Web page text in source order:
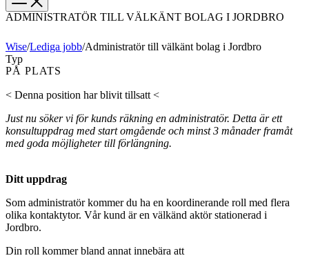
ADMINISTRATÖR TILL VÄLKÄNT BOLAG I JORDBRO
Wise/Lediga jobb/Administratör till välkänt bolag i Jordbro
Typ
PÅ PLATS
< Denna position har blivit tillsatt <
Just nu söker vi för kunds räkning en administratör. Detta är ett
konsultuppdrag med start omgående och minst 3 månader framåt
med goda möjligheter till förlängning.
Ditt uppdrag
Som administratör kommer du ha en koordinerande roll med flera
olika kontaktytor. Vår kund är en välkänd aktör stationerad i
Jordbro.
Din roll kommer bland annat innebära att